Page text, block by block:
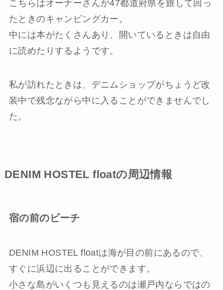
こちらはオーナーさんが47都道府県を旅して回っ
たときのキャンピングカー。
中には本がたくさんあり、開いているときは自由
に読めたりするようです。
私が訪れたときは、デニムショップがちょうど改
装中で残念ながら中に入ることができませんでし
た。
DENIM HOSTEL floatの周辺情報
宿の前のビーチ
DENIM HOSTEL floatは海が目の前にあるので、
すぐに浜辺に出ることができます。
小さな島がいくつも見えるのは瀬戸内ならではの